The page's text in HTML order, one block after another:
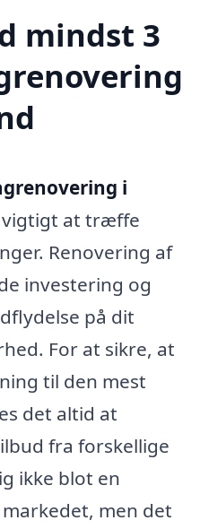
mindst 3
i
vigtigt at træffe
Renovering af
investering og
på dit
For at sikre, at
til den mest
det altid at
fra forskellige
ikke blot en
men det